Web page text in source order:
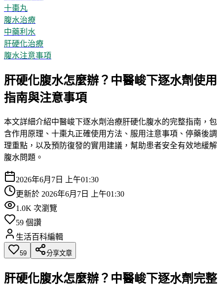
十棗丸
腹水治療
中藥利水
肝硬化治療
腹水注意事項
肝硬化腹水怎麼辦？中醫峻下逐水劑使用
指南與注意事項
本文詳細介紹中醫峻下逐水劑治療肝硬化腹水的完整指南，包
含作用原理、十棗丸正確使用方法、服用注意事項、停藥後調
理重點，以及預防復發的實用建議，幫助患者安全有效地緩解
腹水問題。
2026年6月7日 上午01:30
更新於 2026年6月7日 上午01:30
1.0K 次瀏覽
59 個讚
生活百科編輯
59 分享文章
肝硬化腹水怎麼辦？中醫峻下逐水劑完整